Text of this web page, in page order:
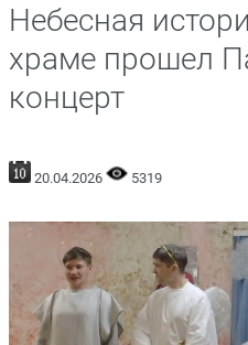
Небесная
храме прошел
концерт
20.04.2026 5319